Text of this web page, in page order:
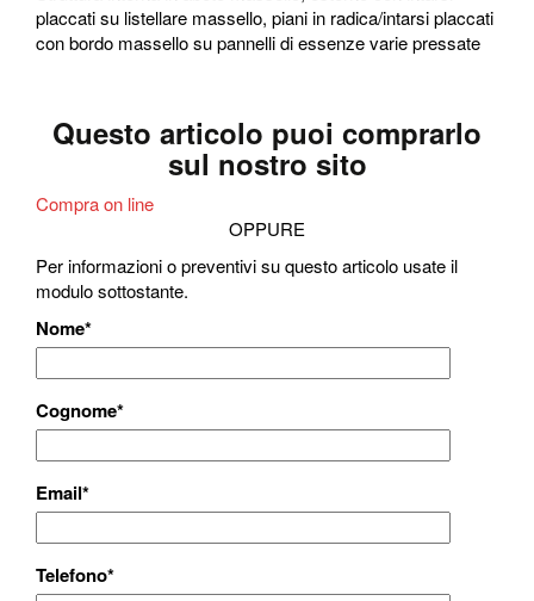
placcati su listellare massello, piani in radica/intarsi placcati
con bordo massello su pannelli di essenze varie pressate
Questo articolo puoi comprarlo
sul nostro sito
Compra on line
OPPURE
Per informazioni o preventivi su questo articolo usate il
modulo sottostante.
Nome*
Cognome*
Email*
Telefono*